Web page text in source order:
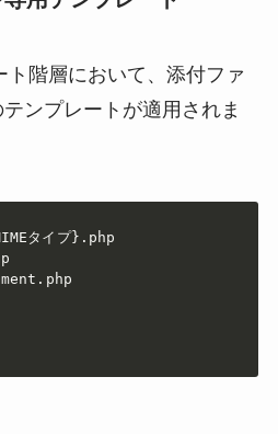
階層において、添付ファ
ンプレートが適用されま
タイプ}.php